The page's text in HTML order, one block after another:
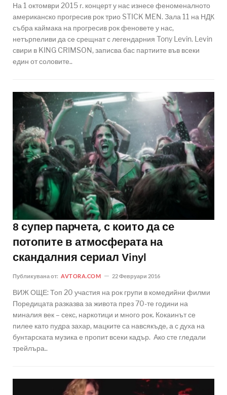
На 1 октомври 2015 г. концерт у нас изнесе феноменалното
американско прогресив рок трио STICK MEN. Зала 11 на НДК
събра каймака на прогресив рок феновете у нас,
нетърпеливи да се срещнат с легендарния Tony Levin. Levin
свири в KING CRIMSON, записва бас партиите във всеки
един от соловите..
8 супер парчета, с които да се
потопите в атмосферата на
скандалния сериал Vinyl
Публикувана от: AVTORA.COM 22 Февруари 2016
ВИЖ ОЩЕ: Топ 20 участия на рок групи в комедийни филми
Поредицата разказва за живота през 70-те години на
миналия век – секс, наркотици и много рок. Кокаинът се
пилее като пудра захар, мацките са навсякъде, а с духа на
бунтарската музика е пропит всеки кадър. Ако сте гледали
трейлъра..